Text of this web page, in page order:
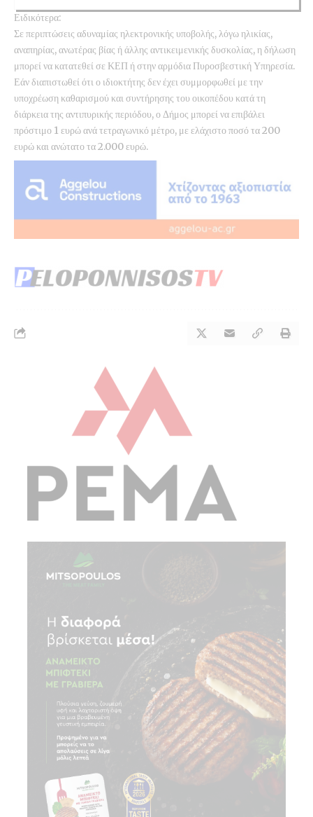
Ειδικότερα:
Σε περιπτώσεις αδυναμίας ηλεκτρονικής υποβολής, λόγω ηλικίας,
αναπηρίας, ανωτέρας βίας ή άλλης αντικειμενικής δυσκολίας, η δήλωση
μπορεί να κατατεθεί σε ΚΕΠ ή στην αρμόδια Πυροσβεστική Υπηρεσία.
Εάν διαπιστωθεί ότι ο ιδιοκτήτης δεν έχει συμμορφωθεί με την
υποχρέωση καθαρισμού και συντήρησης του οικοπέδου κατά τη
διάρκεια της αντιπυρικής περιόδου, ο Δήμος μπορεί να επιβάλει
πρόστιμο 1 ευρώ ανά τετραγωνικό μέτρο, με ελάχιστο ποσό τα 200
ευρώ και ανώτατο τα 2.000 ευρώ.